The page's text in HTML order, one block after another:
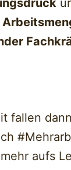
fallen dann
aufs